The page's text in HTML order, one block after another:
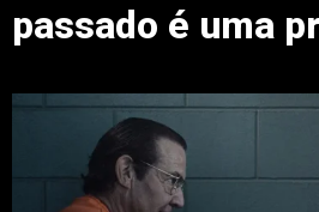
passado é uma